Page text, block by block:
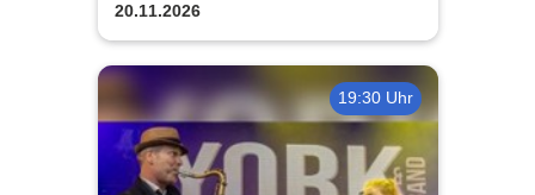
20.11.2026
19:30 Uhr